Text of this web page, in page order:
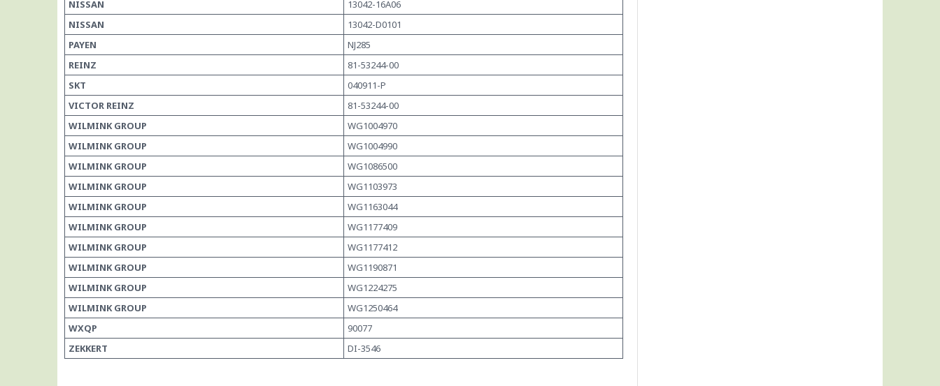
NISSAN
13042-16A06
NISSAN
13042-D0101
PAYEN
NJ285
REINZ
81-53244-00
SKT
040911-P
VICTOR REINZ
81-53244-00
WILMINK GROUP
WG1004970
WILMINK GROUP
WG1004990
WILMINK GROUP
WG1086500
WILMINK GROUP
WG1103973
WILMINK GROUP
WG1163044
WILMINK GROUP
WG1177409
WILMINK GROUP
WG1177412
WILMINK GROUP
WG1190871
WILMINK GROUP
WG1224275
WILMINK GROUP
WG1250464
WXQP
90077
ZEKKERT
DI-3546